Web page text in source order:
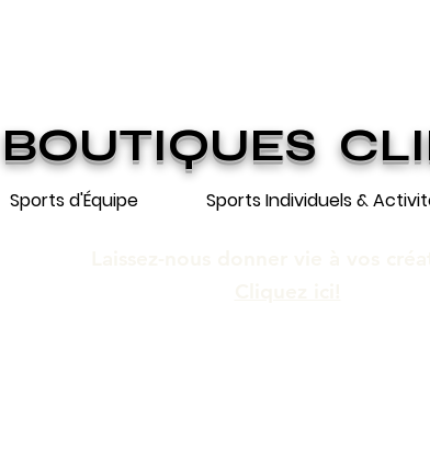
BOUTIQUES
Sports d'Équipe Sports Individuels &